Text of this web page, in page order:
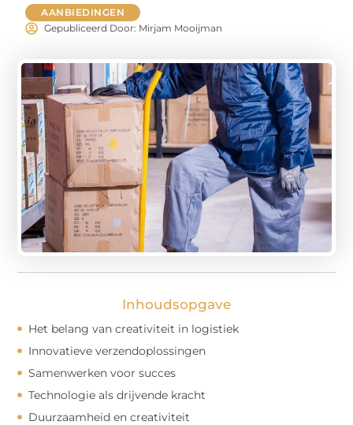
AANBIEDINGEN
Gepubliceerd Door: Mirjam Mooijman
Inhoudsopgave
Het belang van creativiteit in logistiek
Innovatieve verzendoplossingen
Samenwerken voor succes
Technologie als drijvende kracht
Duurzaamheid en creativiteit